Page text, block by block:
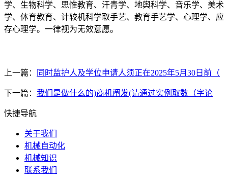
学、生物科学、思惟教育、汗青学、地舆科学、音乐学、美术
学、体育教育、计较机科学取手艺、教育手艺学、心理学、应
存心理学。一律视为无效意愿。
上一篇： 同时监护人及学位申请人须正在2025年5月30日前（
下一篇： 我们是做什么的)商机阐发(请通过实例取数（字论
快捷导航
关于我们
机械自动化
机械知识
联系我们